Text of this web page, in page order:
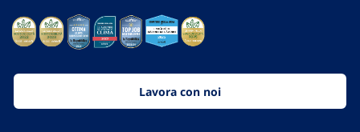
Lavora con noi